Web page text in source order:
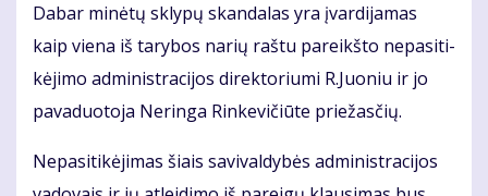
Da­bar mi­nė­tų skly­pų skan­da­las yra įvar­di­ja­mas
kaip vie­na iš ta­ry­bos na­rių raš­tu pa­reikš­to ne­pa­si­ti­
kė­ji­mo ad­mi­nist­ra­ci­jos di­rek­to­riu­mi R.Juo­niu ir jo
pa­va­duo­to­ja Ne­rin­ga Rin­ke­vi­čiū­te prie­žas­čių.
Ne­pa­si­ti­kė­ji­mas šiais sa­vi­val­dy­bės ad­mi­nist­ra­ci­jos